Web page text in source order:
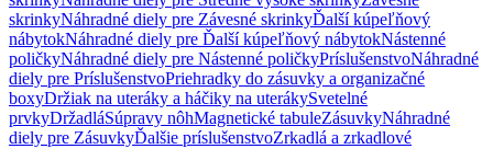
skrinkyNáhradné diely pre Závesné skrinkyĎalší kúpeľňový
nábytokNáhradné diely pre Ďalší kúpeľňový nábytokNástenné
poličkyNáhradné diely pre Nástenné poličkyPríslušenstvoNáhradné
diely pre PríslušenstvoPriehradky do zásuvky a organizačné
boxyDržiak na uteráky a háčiky na uterákySvetelné
prvkyDržadláSúpravy nôhMagnetické tabuleZásuvkyNáhradné
diely pre ZásuvkyĎalšie príslušenstvoZrkadlá a zrkadlové